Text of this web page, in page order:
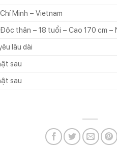
Minh – Vietnam
thân – 18 tuổi – Cao 170 cm –
lâu dài
sau
sau